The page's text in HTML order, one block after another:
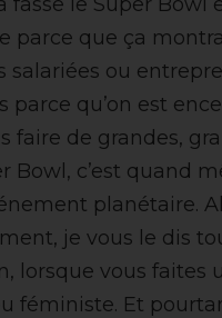
parce que ça
salariées ou
parce qu’on est
faire de grandes,
Bowl, c’est quand
planétaire.
je vous le dis
lorsque vous faites
féministe. Et